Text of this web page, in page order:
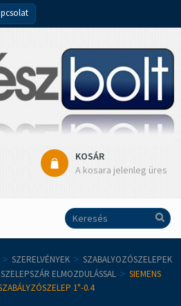
KOSÁR
A kosara jelenleg üres
> SZERELVÉNYEK > SZABALYOZÓSZELEPEK
ELMOZDULÁSSAL > SIEMENS
1"-0.4